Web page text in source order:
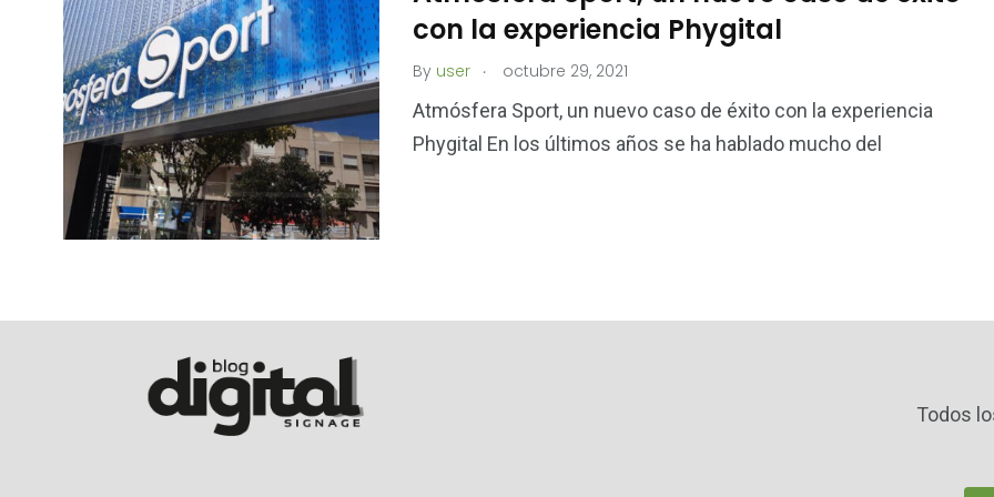
con la experiencia Phygital
By user . octubre 29, 2021
Atmósfera Sport, un nuevo caso de éxito con la experiencia
Phygital En los últimos años se ha hablado mucho del
Todos